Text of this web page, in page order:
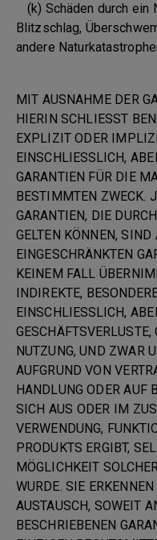
(k) Schäden durch ein
Blitzschlag,
andere
MIT AUSNAHME DER
HIERIN SCHLIESST
EXPLIZIT ODER
EINSCHLIESSLICH,
GARANTIEN FÜR DIE
BESTIMMTEN ZWECK.
GARANTIEN, DIE
GELTEN KÖNNEN,
EINGESCHRÄNKTEN
KEINEM FALL
INDIREKTE,
EINSCHLIESSLICH,
NUTZUNG, UND ZWAR
AUFGRUND VON
HANDLUNG ODER AUF
SICH AUS ODER IM
VERWENDUNG,
PRODUKTS ERGIBT,
MÖGLICHKEIT
WURDE. SIE
AUSTAUSCH, SOWEIT
BESCHRIEBENEN